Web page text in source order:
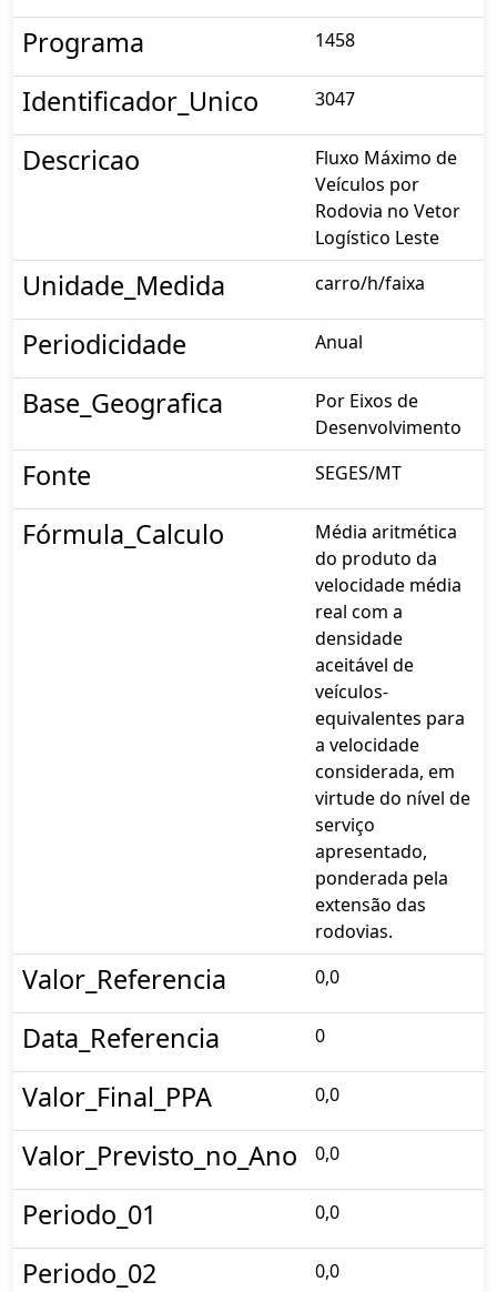
Programa 1458
Identificador_Unico 3047
Descricao
Fluxo Máximo de
Veículos por
Rodovia no Vetor
Logístico Leste
Unidade_Medida carro/h/faixa
Periodicidade Anual
Base_Geografica
Por Eixos de
Desenvolvimento
Fonte SEGES/MT
Fórmula_Calculo
Média aritmética
do produto da
velocidade média
real com a
densidade
aceitável de
veículos-
equivalentes para
a velocidade
considerada, em
virtude do nível de
serviço
apresentado,
ponderada pela
extensão das
rodovias.
Valor_Referencia 0,0
Data_Referencia 0
Valor_Final_PPA 0,0
Valor_Previsto_no_Ano 0,0
Periodo_01 0,0
Periodo_02 0,0